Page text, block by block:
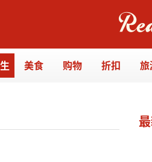
美食 购物 折扣 旅